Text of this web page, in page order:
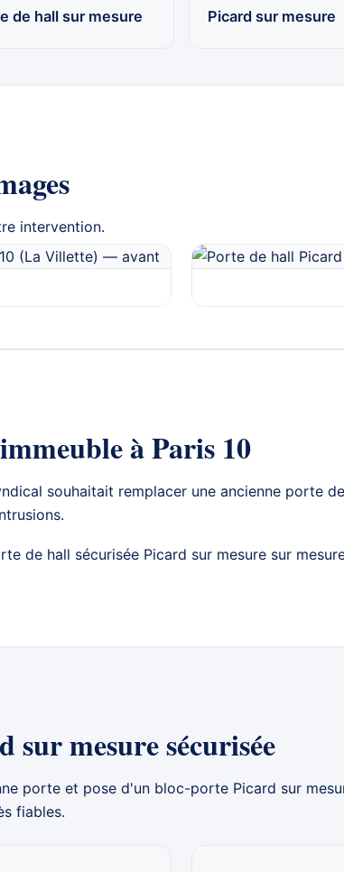
de hall sur mesure Picard sur mesure
intervention.
à Paris 10
souhaitait remplacer une ancienne porte
de hall sécurisée Picard sur mesure sur
sur mesure sécurisée
porte et pose d'un bloc-porte Picard sur
fiables.